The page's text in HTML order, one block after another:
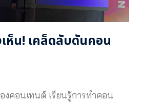
ห็น! เคล็ดลับดันคอน
งคอนเทนต์ เรียนรู้การทำคอน